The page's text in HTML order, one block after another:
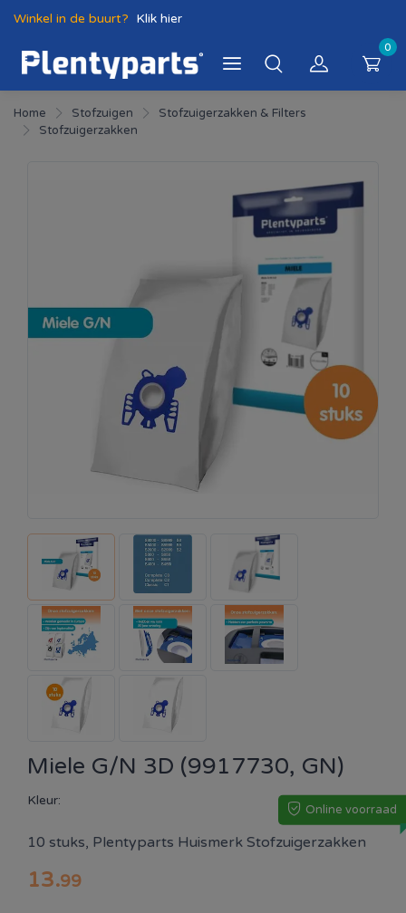
Winkel in de buurt? Klik hier
0
Home Stofzuigen
Stofzuigerzakken & Filters
Stofzuigerzakken
Miele G/N 3D (9917730, GN)
Kleur:
Online voorraad
10 stuks, Plentyparts Huismerk Stofzuigerzakken
13.99